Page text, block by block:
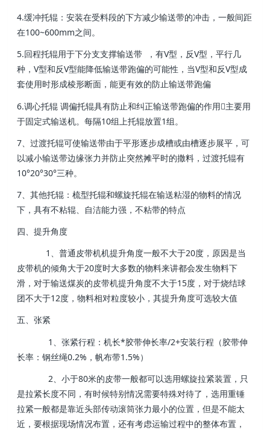
4.缓冲托辊：安装在受料段的下方减少输送带的冲击，一般间距
在100~600mm之间。
5.回程托辊用于下分支支撑输送带 ，有V型，反V型，平行几
种，V型和反V型能降低输送带跑偏的可能性，当V型和反V型成
套使用时形成棱形断面，能更有效的防止输送带跑偏
6.调心托辊 调偏托辊具有防止和纠正输送带跑偏的作用主要用
于固定式输送机。每隔10组上托辊放置1组。
7、过渡托辊可使输送带由于平形逐步成槽或由槽逐步展平，可
以减小输送带边缘张力并防止突然摊平时的撒料，过渡托辊有
10°20°30°三种。
7、其他托辊：梳型托辊和螺旋托辊在输送粘湿的物料的情况
下，具有不粘辊、自洁能力强，不粘带的特点
四、提升角度
1、普通皮带机机提升角度一般不大于20度，原因是当
皮带机的倾角大于20度时大多数的物料来讲都会发生物料下
滑，对于输送煤炭的皮带机提升角度不大于15度，对于烧结球
团不大于12度，物料相对粒度较小，其提升角度可选较大值
五、张紧
1、张紧行程：机长*胶带伸长率/2+安装行程（胶带伸
长率：钢丝绳0.2%，帆布带1.5%）
2、小于80米的皮带一般都可以选用螺旋拉紧装置，只
是拉紧长度不同，有时候特别情况需要特殊对待了，选用重锤
拉紧一般都是靠近头部传动滚筒张力最小的位置，但是不能太
近，要根据现场情况布置，还有考虑运输过程中的整体布置，